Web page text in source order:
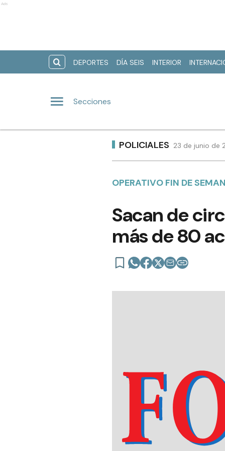
Ads
DEPORTES DÍA SEIS INTERIOR
Secciones
POLICIALES 23 de junio de
OPERATIVO FIN DE
Sacan de
más de 80